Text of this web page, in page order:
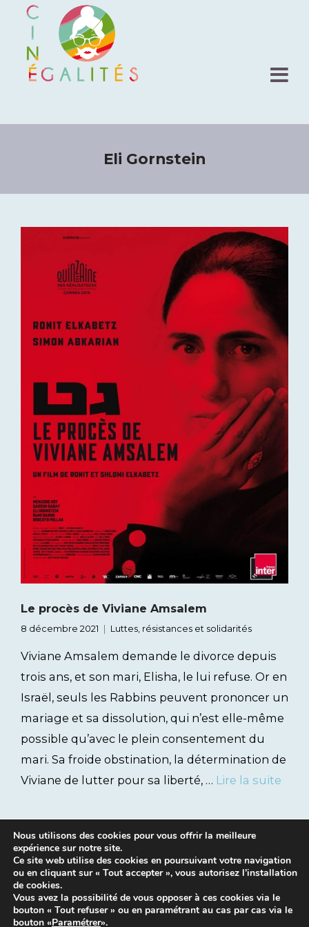
Eli Gornstein
Le procès de Viviane Amsalem
8 décembre 2021 Luttes, résistances et solidarités
Viviane Amsalem demande le divorce depuis
trois ans, et son mari, Elisha, le lui refuse. Or en
Israël, seuls les Rabbins peuvent prononcer un
mariage et sa dissolution, qui n’est elle-même
possible qu’avec le plein consentement du
mari. Sa froide obstination, la détermination de
Viviane de lutter pour sa liberté, … Lire la suite
Mentions légales
Nous utilisons des cookies pour vous offrir la meilleure
expérience sur notre site.
Ce site web utilise des cookies en poursuivant votre navigation
ou en cliquant sur « Tout accepter », vous autorisez l’installation
de cookies.
Vous avez la possibilité de vous opposer à ces cookies via le
bouton « Tout refuser » ou en paramétrant au cas par cas via le
bouton «Paramétrer».